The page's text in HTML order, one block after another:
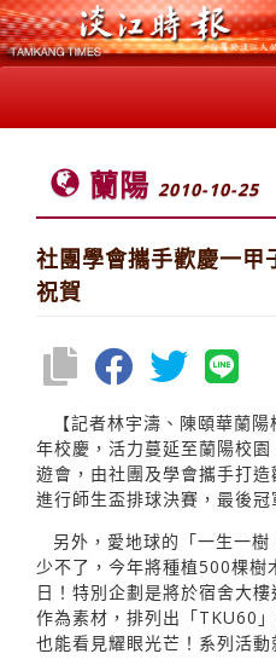
蘭陽 2010-10-25
社團學會攜手歡慶一
祝賀
【記者林宇濤、陳頤華蘭
年校慶，活力蔓延至蘭陽校
遊會，由社團及學會攜手打
進行師生盃排球決賽，最後冠
另外，愛地球的「一生一
少不了，今年將種植500棵樹
日！特別企劃是將於宿舍大
作為素材，排列出「TKU60
也能看見耀眼光芒！系列活動